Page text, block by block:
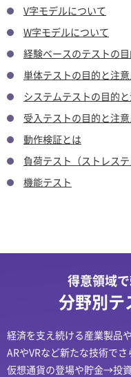
V字モデルについて
W字モデルについて
経験ベースのテストの
単体テストの目的と注
システムテストの目的
受入テストの目的と注
動作検証とは
負荷テスト（ストレステ
機能テスト
得意領域
分野別テ
経済を支え続ける産業製品
ARやVRなど新たな技術で
仮想通貨の登場や貯金→投